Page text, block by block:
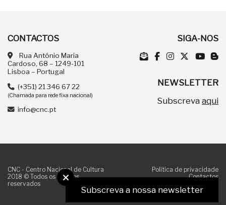
Subscreva a nossa newsletter
CONTACTOS
Rua António Maria
Cardoso, 68 – 1249-101
Lisboa – Portugal
(+351) 21 346 67 22
(Chamada para rede fixa nacional)
info@cnc.pt
SIGA-NOS
NEWSLETTER
Subscreva aqui
CNC - Centro Nacional de Cultura
2018 © Todos os direitos
reservados
Política de privacidade
Contactos